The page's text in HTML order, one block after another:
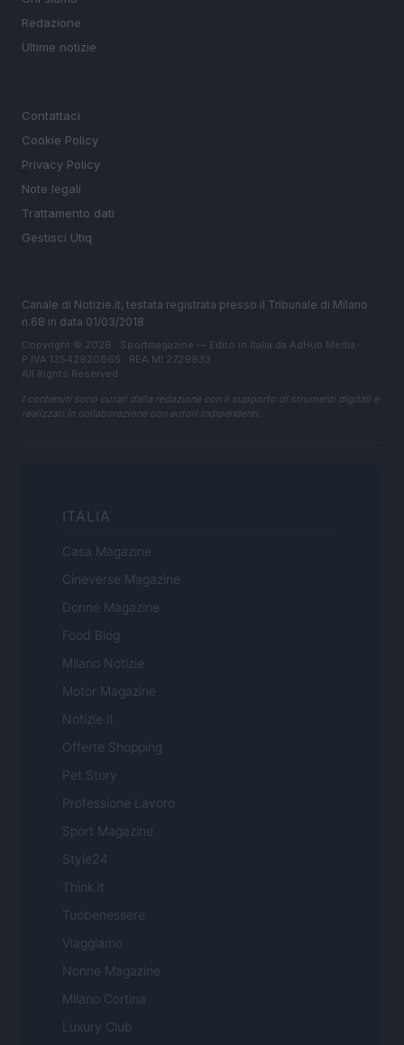
Redazione
Ultime notizie
Contattaci
Cookie Policy
Privacy Policy
Note legali
Trattamento dati
Gestisci Utiq
Canale di Notizie.it, testata registrata presso il Tribunale di Milano
n.68 in data 01/03/2018
Copyright © 2026 · Sportmagazine — Edito in Italia da AdHub Media
P.IVA 13542920965 · REA MI 2729933
All Rights Reserved
I contenuti sono curati dalla redazione con il supporto di strumenti digitali e
realizzati in collaborazione con autori indipendenti.
ITALIA
Casa Magazine
Cineverse Magazine
Donne Magazine
Food Blog
Milano Notizie
Motor Magazine
Notizie.it
Offerte Shopping
Pet Story
Professione Lavoro
Sport Magazine
Style24
Think.it
Tuobenessere
Viaggiamo
Nonne Magazine
Milano Cortina
Luxury Club